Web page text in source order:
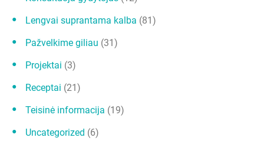
Lengvai suprantama kalba (81)
Pažvelkime giliau (31)
Projektai (3)
Receptai (21)
Teisinė informacija (19)
Uncategorized (6)